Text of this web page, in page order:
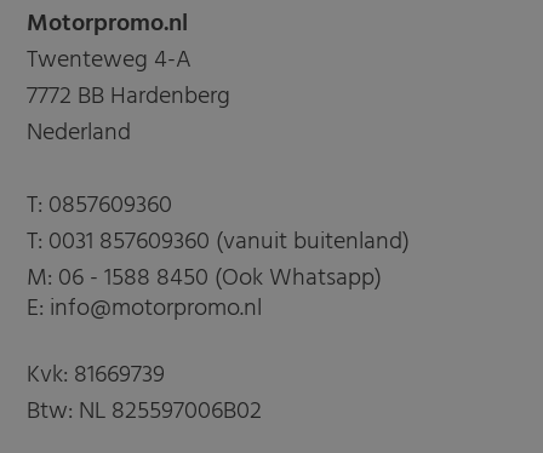
Motorpromo.nl
Twenteweg 4-A
7772 BB Hardenberg
Nederland
T: 0857609360
T: 0031 857609360 (vanuit buitenland)
M: 06 - 1588 8450 (Ook Whatsapp)
E: info@motorpromo.nl
Kvk: 81669739
Btw: NL 825597006B02